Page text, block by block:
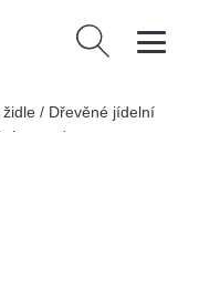
Vyhledávání
/ Dřevěné jídelní
grandson